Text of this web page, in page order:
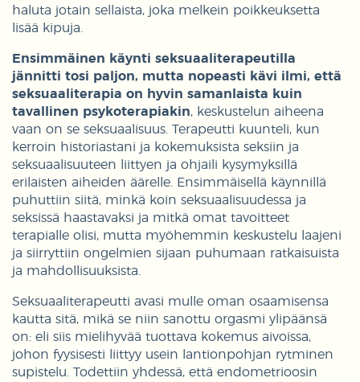
haluta jotain sellaista, joka melkein poikkeuksetta
lisää kipuja.
Ensimmäinen käynti seksuaaliterapeutilla
jännitti tosi paljon, mutta nopeasti kävi ilmi, että
seksuaaliterapia on hyvin samanlaista kuin
tavallinen psykoterapiakin, keskustelun aiheena
vaan on se seksuaalisuus. Terapeutti kuunteli, kun
kerroin historiastani ja kokemuksista seksiin ja
seksuaalisuuteen liittyen ja ohjaili kysymyksillä
erilaisten aiheiden äärelle. Ensimmäisellä käynnillä
puhuttiin siitä, minkä koin seksuaalisuudessa ja
seksissä haastavaksi ja mitkä omat tavoitteet
terapialle olisi, mutta myöhemmin keskustelu laajeni
ja siirryttiin ongelmien sijaan puhumaan ratkaisuista
ja mahdollisuuksista.
Seksuaaliterapeutti avasi mulle oman osaamisensa
kautta sitä, mikä se niin sanottu orgasmi ylipäänsä
on: eli siis mielihyvää tuottava kokemus aivoissa,
johon fyysisesti liittyy usein lantionpohjan rytminen
supistelu. Todettiin yhdessä, että endometrioosin